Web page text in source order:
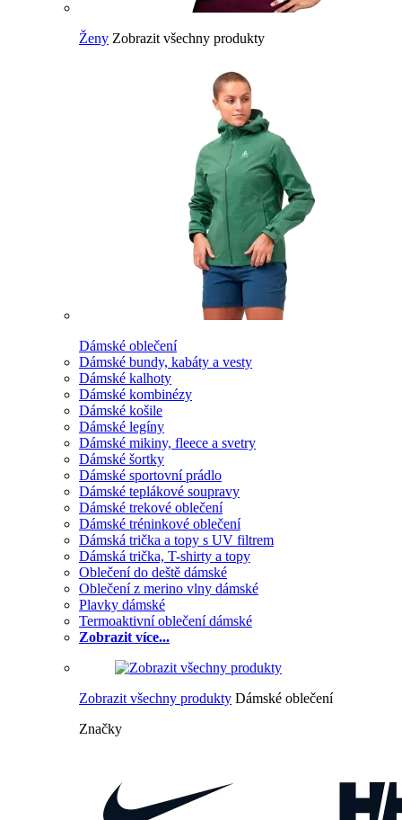
Ženy Zobrazit všechny produkty
Dámské oblečení
Dámské bundy, kabáty a vesty
Dámské kalhoty
Dámské kombinézy
Dámské košile
Dámské legíny
Dámské mikiny, fleece a svetry
Dámské šortky
Dámské sportovní prádlo
Dámské teplákové soupravy
Dámské trekové oblečení
Dámské tréninkové oblečení
Dámská trička a topy s UV filtrem
Dámská trička, T-shirty a topy
Oblečení do deště dámské
Oblečení z merino vlny dámské
Plavky dámské
Termoaktivní oblečení dámské
Zobrazit více...
Zobrazit všechny produkty Dámské oblečení
Značky